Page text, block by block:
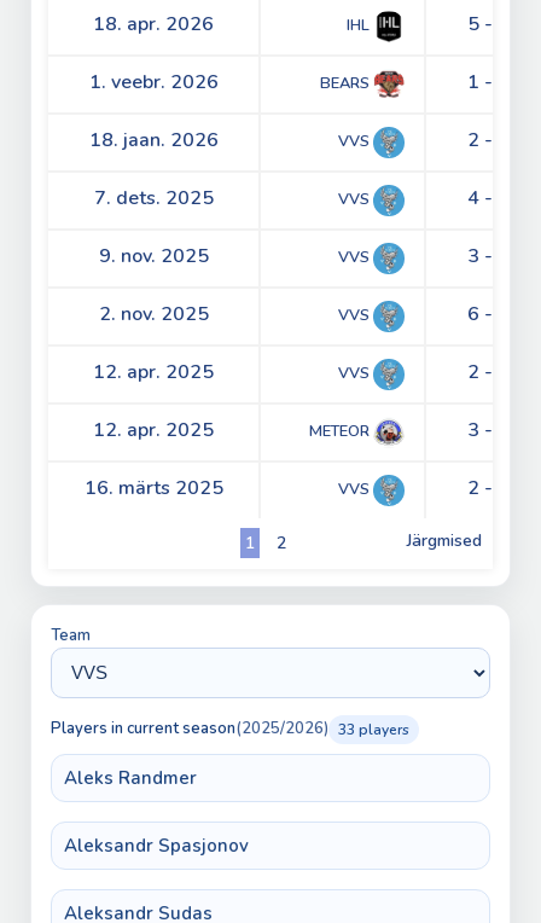
18. apr. 2026 IHL 5 - 3
1. veebr. 2026 BEARS 1 - 3
18. jaan. 2026 VVS 2 - 5
7. dets. 2025 VVS 4 - 3
9. nov. 2025 VVS 3 - 8
2. nov. 2025 VVS 6 - 3
12. apr. 2025 VVS 2 - 2
12. apr. 2025 METEOR 3 - 0
16. märts 2025 VVS 2 - 2
1 2 Järgmised
Team
Players in current season(2025/2026) 33 players
Aleks Randmer
Aleksandr Spasjonov
Aleksandr Sudas